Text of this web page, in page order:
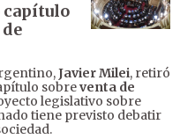
Javier Milei, retiró
sobreventa de
legislativo sobre
tiene previsto debatir